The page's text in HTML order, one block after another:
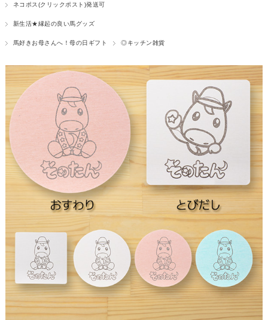
ネコポス(クリックポスト)発送可
新生活★縁起の良い馬グッズ
馬好きお母さんへ！母の日ギフト ◎キッチン雑貨